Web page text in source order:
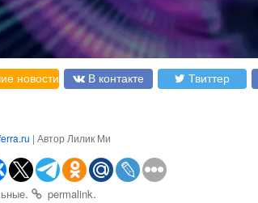
новости В контакте Твиттер
| Автор Лилик Ми
. permalink.